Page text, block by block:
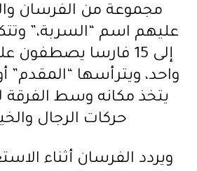
مجموعة من الفرسان
إلى 15 فارسا
واحد، ويترأسها “المقدم”
يتخذ مكانه وسط
حركات الرجال
ويردد الفرسان أثناء